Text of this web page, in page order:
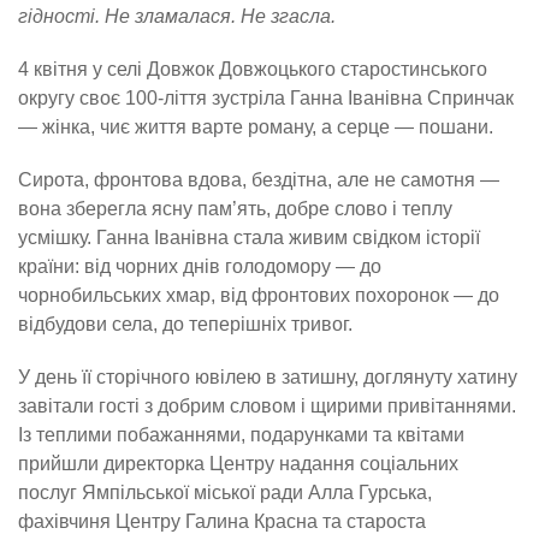
гідності. Не зламалася. Не згасла.
4 квітня у селі Довжок Довжоцького старостинського
округу своє 100-ліття зустріла Ганна Іванівна Спринчак
— жінка, чиє життя варте роману, а серце — пошани.
Сирота, фронтова вдова, бездітна, але не самотня —
вона зберегла ясну пам’ять, добре слово і теплу
усмішку. Ганна Іванівна стала живим свідком історії
країни: від чорних днів голодомору — до
чорнобильських хмар, від фронтових похоронок — до
відбудови села, до теперішніх тривог.
У день її сторічного ювілею в затишну, доглянуту хатину
завітали гості з добрим словом і щирими привітаннями.
Із теплими побажаннями, подарунками та квітами
прийшли директорка Центру надання соціальних
послуг Ямпільської міської ради Алла Гурська,
фахівчиня Центру Галина Красна та староста